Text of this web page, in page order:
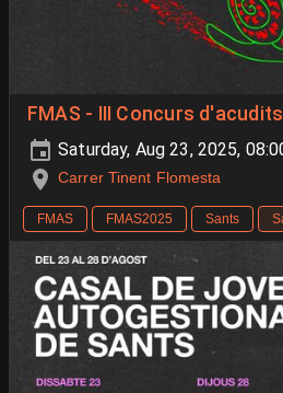
FMAS - III Concurs
Saturday, Aug 23, 2025,
Carrer Tinent Flomesta
FMAS FMAS2025 Sants